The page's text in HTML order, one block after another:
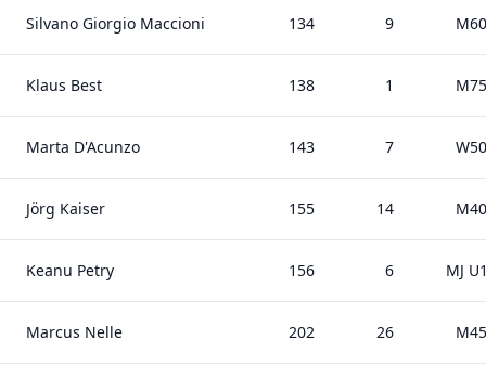
Silvano Giorgio Maccioni 134 9 M60
Klaus Best 138 1 M75
Marta D'Acunzo 143 7 W50
Jörg Kaiser 155 14 M40
Keanu Petry 156 6 MJ
Marcus Nelle 202 26 M45